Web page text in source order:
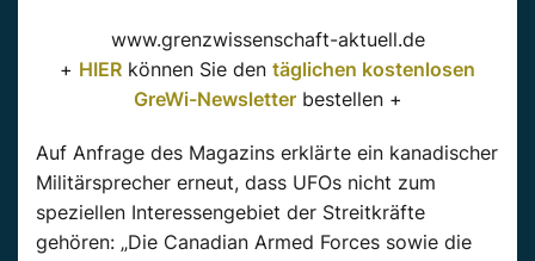
www.grenzwissenschaft-aktuell.de
+ HIER können Sie den täglichen kostenlosen
GreWi-Newsletterbestellen +
Auf Anfrage des Magazins erklärte ein kanadischer
Militärsprecher erneut, dass UFOs nicht zum
speziellen Interessengebiet der Streitkräfte
gehören: „Die Canadian Armed Forces sowie die